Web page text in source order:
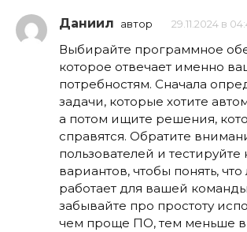
Даниил автор 29.11.2024 в
Выбирайте программное
которое отвечает именно
потребностям. Сначала
задачи, которые хотите
а потом ищите решения,
справятся. Обратите
пользователей и тестируйте
вариантов, чтобы понять,
работает для вашей
забывайте про простоту
чем проще ПО, тем меньше